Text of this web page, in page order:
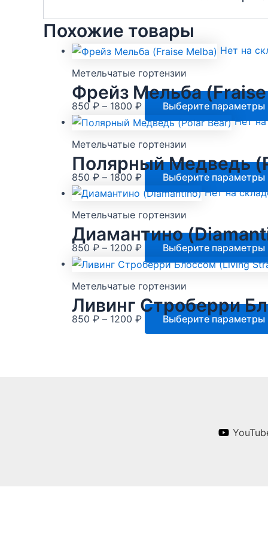
Похожие товары
Нет на
Метельчатые гортензии
Фрейз Мельба
850 ₽ – 1800 ₽Диапазон
цен:
–
1800 ₽
Выберите параметры
Нет
Метельчатые гортензии
Полярный Медведь
850 ₽ – 1800 ₽Диапазон
цен:
–
1800 ₽
Выберите параметры
Нет на
Метельчатые гортензии
Диамантино
850 ₽ – 1200 ₽Диапазон
цен:
–
1200 ₽
Выберите параметры
Метельчатые гортензии
Ливинг Строберри
850 ₽ – 1200 ₽Диапазон
цен:
Выберите параметры